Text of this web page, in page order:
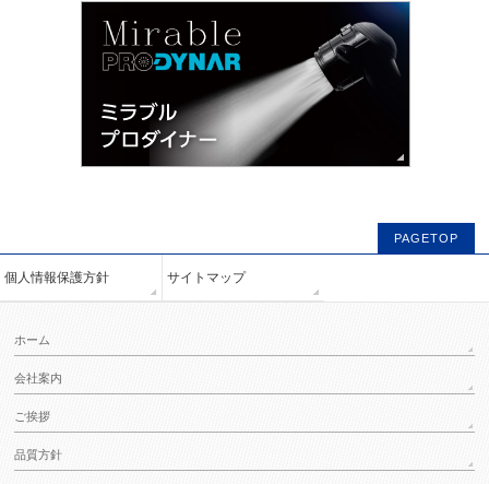
PAGETOP
個人情報保護方針 サイトマップ
ホーム
会社案内
ご挨拶
品質方針